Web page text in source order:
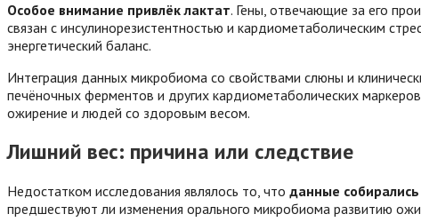
Особое внимание привлёк лактат. Гены, отвечающие за его
связан с инсулинорезистентностью и кардиометаболическим
энергетический баланс.
Интеграция данных микробиома со свойствами слюны и
печёночных ферментов и других кардиометаболических
ожирение и людей со здоровым весом.
Лишний вес: причина или следствие
Недостатком исследования являлось то, что данные
предшествуют ли изменения орального микробиома развитию